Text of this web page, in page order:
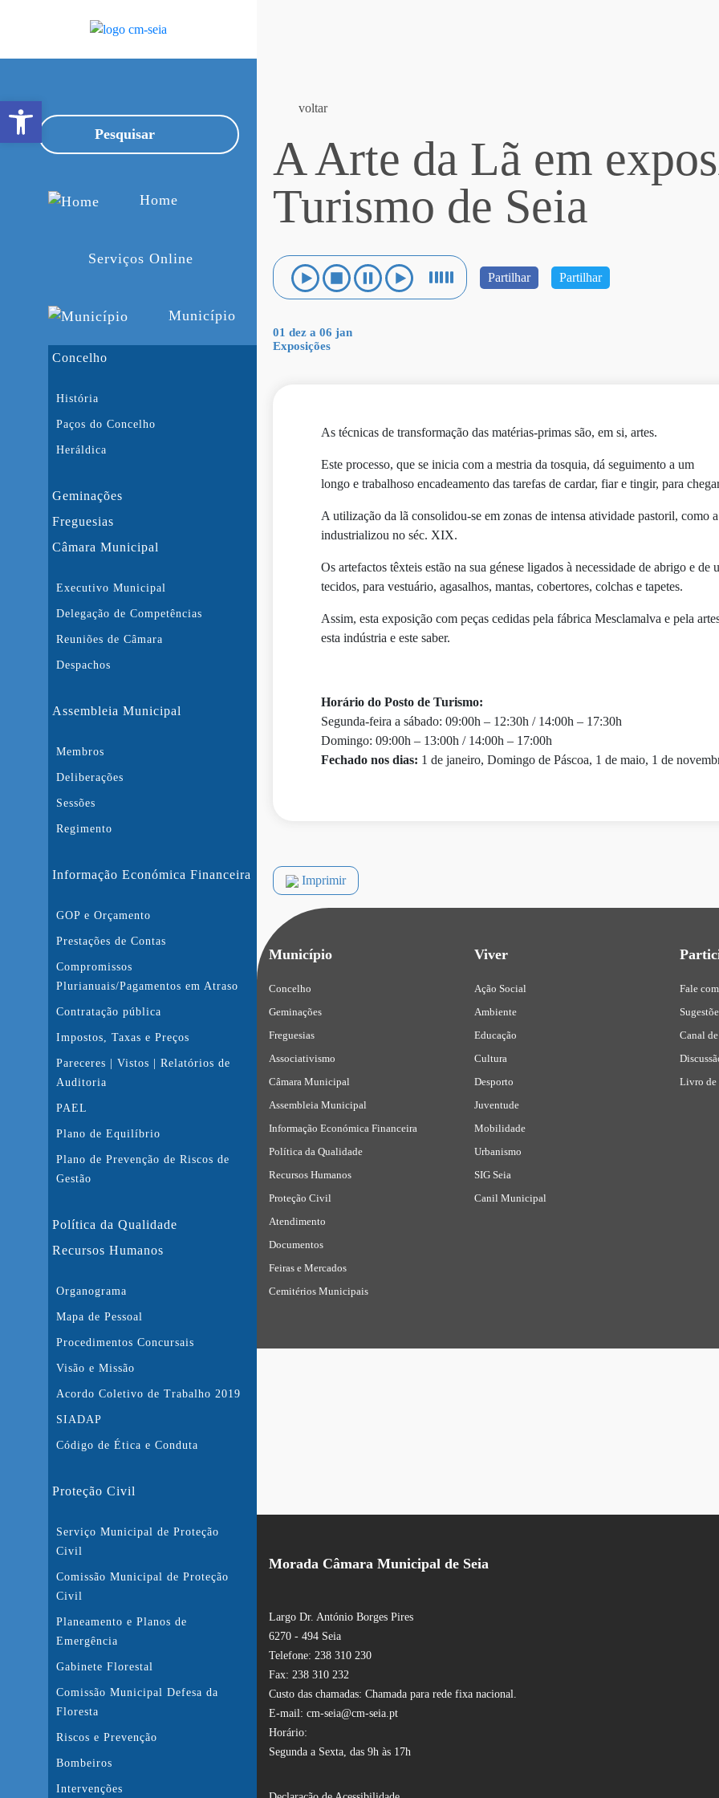
Home
Serviços Online
Município
Concelho
História
Paços do Concelho
Heráldica
Geminações
Freguesias
Câmara Municipal
Executivo Municipal
Delegação de Competências
Reuniões de Câmara
Despachos
Assembleia Municipal
Membros
Deliberações
Sessões
Regimento
Informação Económica Financeira
GOP e Orçamento
Prestações de Contas
Compromissos
Plurianuais/Pagamentos em Atraso
Contratação pública
Impostos, Taxas e Preços
Pareceres | Vistos | Relatórios de
Auditoria
PAEL
Plano de Equilíbrio
Plano de Prevenção de Riscos de
Gestão
Política da Qualidade
Recursos Humanos
Organograma
Mapa de Pessoal
Procedimentos Concursais
Visão e Missão
Acordo Coletivo de Trabalho 2019
SIADAP
Código de Ética e Conduta
Proteção Civil
Serviço Municipal de Proteção
Civil
Comissão Municipal de Proteção
Civil
Planeamento e Planos de
Emergência
Gabinete Florestal
Comissão Municipal Defesa da
Floresta
Riscos e Prevenção
Bombeiros
Intervenções
voltar
A Arte da Lã em
Turismo de Seia
Partilhar Partilhar
01 dez a 06 jan
Exposições
As técnicas de transformação das matérias-primas são, em si, artes.
Este processo, que se inicia com a mestria da tosquia, dá seguimento a um
longo e trabalhoso encadeamento das tarefas de cardar, fiar e tingir, para
A utilização da lã consolidou-se em zonas de intensa atividade pastoril, como
industrializou no séc. XIX.
Os artefactos têxteis estão na sua génese ligados à necessidade de abrigo e
tecidos, para vestuário, agasalhos, mantas, cobertores, colchas e tapetes.
Assim, esta exposição com peças cedidas pela fábrica Mesclamalva e pela
esta indústria e este saber.
Horário do Posto de Turismo:
Segunda-feira a sábado: 09:00h – 12:30h / 14:00h – 17:30h
Domingo: 09:00h – 13:00h / 14:00h – 17:00h
Fechado nos dias: 1 de janeiro, Domingo de Páscoa, 1 de maio, 1 de
Imprimir
Município
Concelho
Geminações
Freguesias
Associativismo
Câmara Municipal
Assembleia Municipal
Informação Económica Financeira
Política da Qualidade
Recursos Humanos
Proteção Civil
Atendimento
Documentos
Feiras e Mercados
Cemitérios Municipais
Viver
Ação Social
Ambiente
Educação
Cultura
Desporto
Juventude
Mobilidade
Urbanismo
SIG Seia
Canil Municipal
Fale
Canal
Livro de
Morada Câmara Municipal de Seia
Largo Dr. António Borges Pires
6270 - 494 Seia
Telefone: 238 310 230
Fax: 238 310 232
Custo das chamadas: Chamada para rede fixa nacional.
E-mail: cm-seia@cm-seia.pt
Horário:
Segunda a Sexta, das 9h às 17h
Open toolbar